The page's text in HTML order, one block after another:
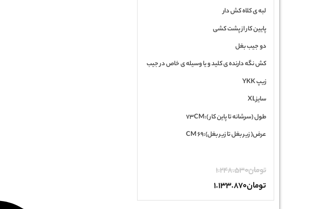
لبه ی کلاه کش دار
پایین کار از پشت کشی
دو جیب بغل
کش نگه دارنده ی کلید و یا وسیله ی خاص در جیب
زیپ YKK
سایزXL
طول (سرشانه تا پاین کار ):73CM
عرض( زیر بغل تا زیر بغل):69 CM
تومان1.248.530
تومان1.133.870